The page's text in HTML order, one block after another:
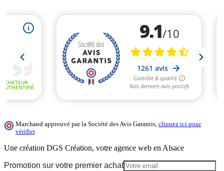
Marchand approuvé par la Société des Avis Garantis, cliquez ici pour
vérifier.
Une création DGS Création, votre agence web en Alsace
Promotion sur votre premier achat